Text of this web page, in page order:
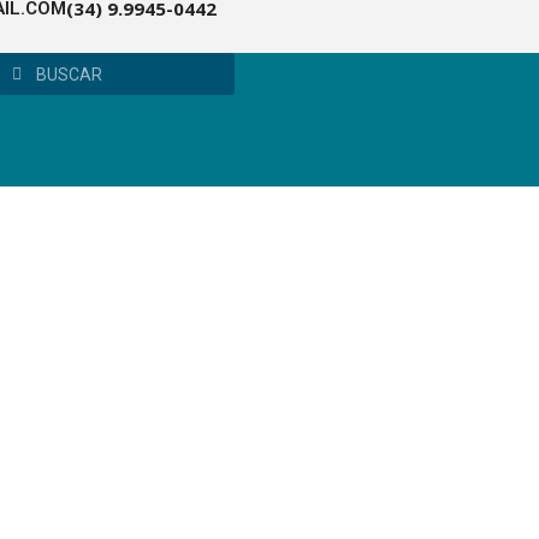
(34) 9.9945-0442